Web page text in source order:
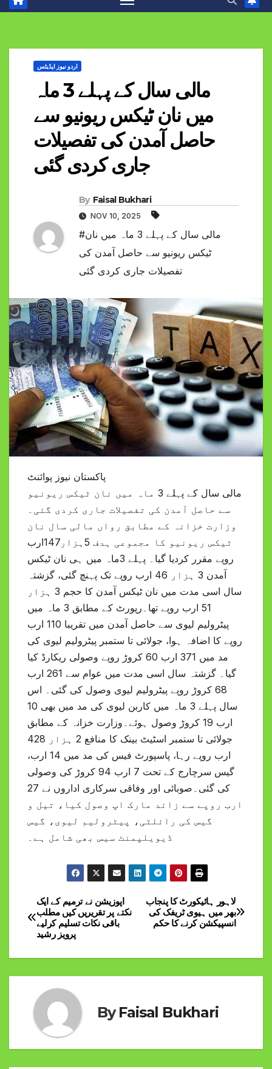
اردو نیوز اپڈیٹس
مالی سال کے پہلے 3 ماہ
میں نان ٹیکس ریونیو سے
حاصل آمدن کی تفصیلات
جاری کردی گئی
By Faisal Bukhari
NOV 10, 2025
#مالی سال کے پہلے 3 ماہ میں نان
ٹیکس ریونیو سے حاصل آمدن کی
تفصیلات جاری کردی گئی
پاکستان نیوز پوائنٹ
مالی سال کے پہلے 3 ماہ میں نان ٹیکس ریونیو
سے حاصل آمدن کی تفصیلات جاری کردی گئی۔
وزارت خزانہ کے مطابق رواں مالی سال نان
ٹیکس ریونیو کا مجموعی ہدف 5ہزار147ارب
روپے مقرر کردیا گیا۔ پہلے 3ماہ میں ہی نان ٹیکس
آمدن 3 ہزار 46 ارب روپے تک پہنچ گئی، گزشتہ
سال اسی مدت میں نان ٹیکس آمدن کا حجم 3 ہزار
51 ارب روپے تھا۔رپورٹ کے مطابق 3 ماہ میں
پیٹرولیم لیوی سے حاصل آمدن میں تقریبا 110 ارب
روپے کا اضافہ ہوا، جولائی تا ستمبر پیٹرولیم لیوی کی
مد میں 371 ارب 60 کروڑ روپے وصولی ریکارڈ کیا
گیا۔ گزشتہ سال اسی مدت میں عوام سے 261 ارب
68 کروڑ روپے پیٹرولیم لیوی وصول کی گئی۔ اس
سال پہلے 3 ماہ میں کاربن لیوی کی مد میں بھی 10
ارب 19 کروڑ وصول ہوئے۔وزارت خزانہ کے مطابق
جولائی تا ستمبر اسٹیٹ بینک کا منافع 2 ہزار 428
ارب روپے رہا، پاسپورٹ فیس کی مد میں 14 ارب،
گیس سرچارج کے تحت 7 ارب 94 کروڑ کی وصولی
کی گئی۔صوبائی اور وفاقی سرکاری اداروں نے 27
ارب روپے سے زائد مارک اپ وصول کیا، تیل و
گیس کی رائلٹی، پیٹرولیم لیوی، گیس
ڈیویلپمنٹ سیس بھی شامل ہے۔
Post
navigation
لاہور ہائیکورٹ کا پنجاب
بھر میں ہیوی ٹریفک کی
انسپیکشن کرنے کا حکم
اپوزيشن نے ترمیم کے ایک
نکتے پر تقریریں کیں مطلب
باقی نکات تسلیم کرلیے
پرویز رشید
ByFaisal Bukhari